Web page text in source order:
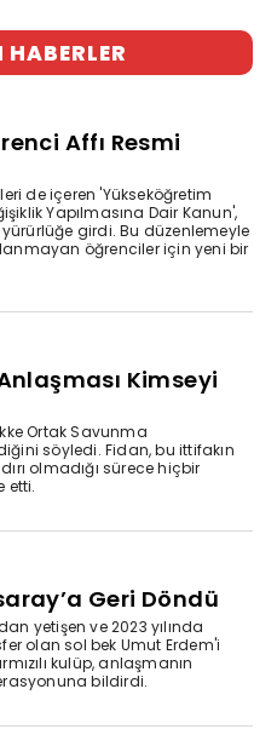
Affı Resmi
de içeren 'Yükseköğretim
Yapılmasına Dair Kanun',
girdi. Bu düzenlemeyle
öğrenciler için yeni bir
Kimseyi
Ortak Savunma
söyledi. Fidan, bu ittifakın
olmadığı sürece hiçbir
etti.
Geri Döndü
yetişen ve 2023 yılında
olan sol bek Umut Erdem'i
kulüp, anlaşmanın
bildirdi.